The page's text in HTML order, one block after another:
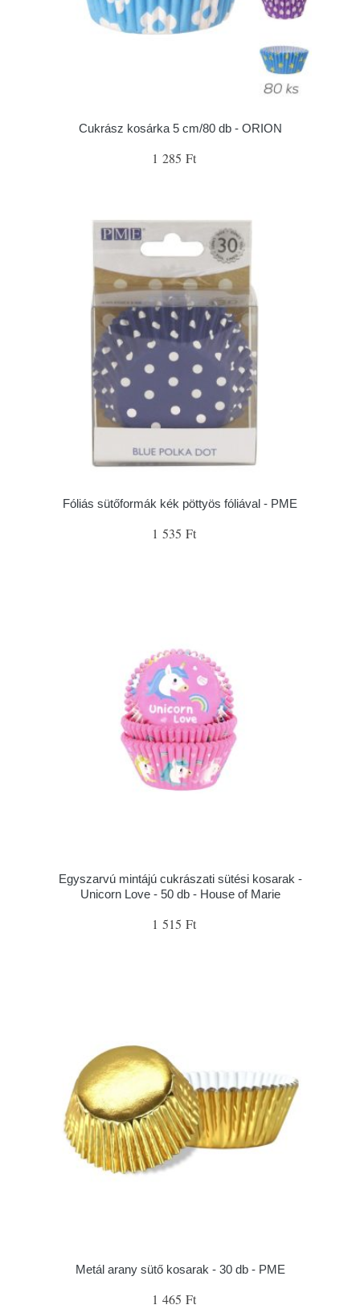
Cukrász kosárka 5 cm/80 db - ORION
1 285 Ft
Fóliás sütőformák kék pöttyös fóliával - PME
1 535 Ft
Egyszarvú mintájú cukrászati sütési kosarak -
Unicorn Love - 50 db - House of Marie
1 515 Ft
Metál arany sütő kosarak - 30 db - PME
1 465 Ft